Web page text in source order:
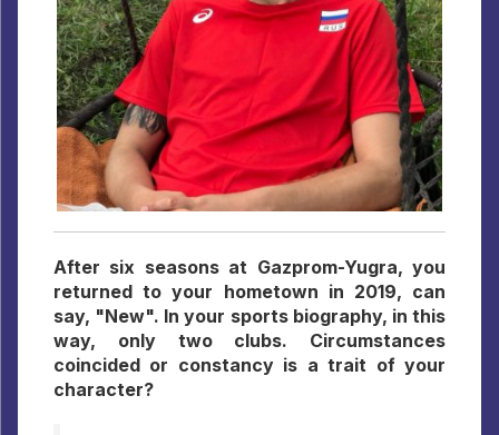
After six seasons at Gazprom-Yugra, you
returned to your hometown in 2019, can
say, "New". In your sports biography, in this
way, only two clubs. Circumstances
coincided or constancy is a trait of your
character?